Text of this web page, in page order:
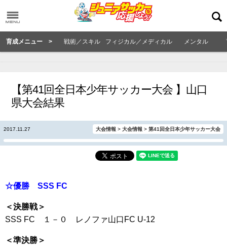
育成メニュー > 戦術／スキル フィジカル／メディカル メンタル
【第41回全日本少年サッカー大会 】山口
県大会結果
2017.11.27 大会情報 > 大会情報 > 第41回全日本少年サッカー大会
☆優勝 SSS FC
＜決勝戦＞
SSS FC １－０ レノファ山口FC U-12
＜準決勝＞